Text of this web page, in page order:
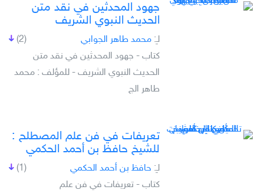
جهود المحدثين في نقد متن
الحديث النبوي الشريف
(2) لـِ: محمد طاهر الجوابي
كتاب - جهود المحدثين في نقد متن
الحديث النبوي الشريف - للمؤلف : محمد
طاهر الج
تعريفات في فن علم المصطلح :
للشيخ حافظ بن أحمد الحكمي
(1) لـِ: حافظ بن أحمد الحكمي
كتاب - تعريفات في فن علم